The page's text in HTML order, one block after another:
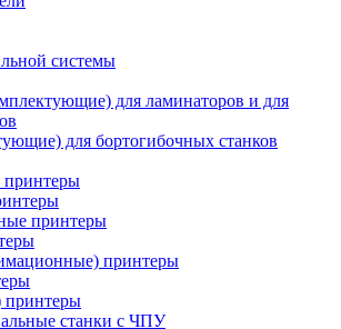
системы
для ламинаторов и для
для бортогибочных станков
принтеры
принтеры
принтеры
станки с ЧПУ